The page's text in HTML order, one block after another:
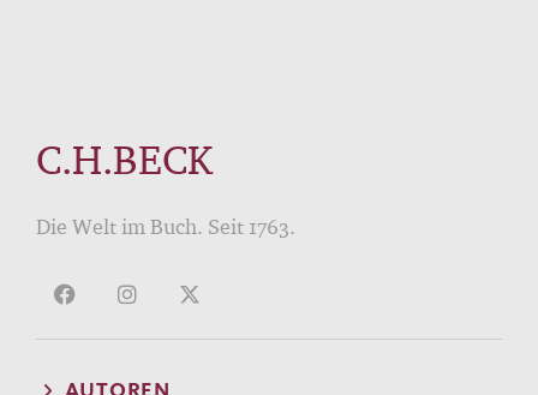
C.H.BECK
Die Welt im Buch. Seit 1763.